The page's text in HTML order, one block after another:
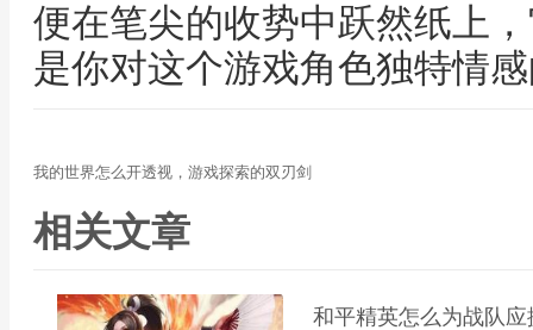
便在笔尖的收势中跃然纸上
是你对这个游戏角色独特情
我的世界怎么开透视，游戏探索的双刃剑
相关文章
和平精英怎么为战队